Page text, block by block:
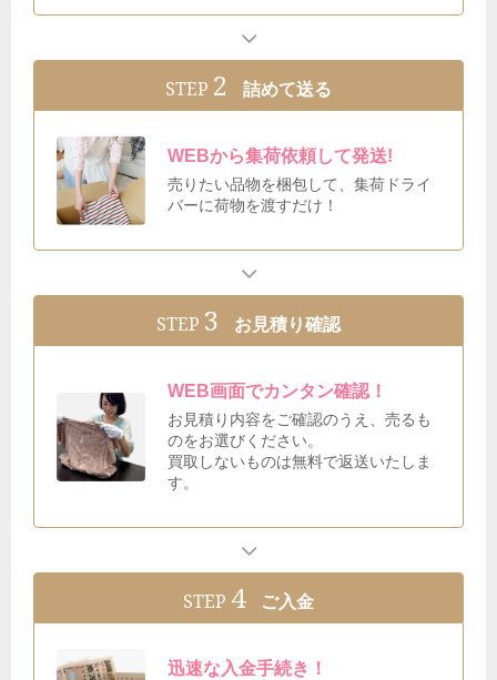
STEP 2 詰めて送る
WEBから集荷依頼して発送!
売りたい品物を梱包して、集荷ドライ
バーに荷物を渡すだけ！
STEP 3 お見積り確認
WEB画面でカンタン確認！
お見積り内容をご確認のうえ、売るも
のをお選びください。
買取しないものは無料で返送いたしま
す。
STEP 4 ご入金
迅速な入金手続き！